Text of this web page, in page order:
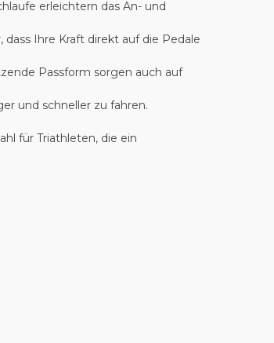
erleichtern das An- und
Ihre Kraft direkt auf die Pedale
Passform sorgen auch auf
und schneller zu fahren.
für Triathleten, die ein